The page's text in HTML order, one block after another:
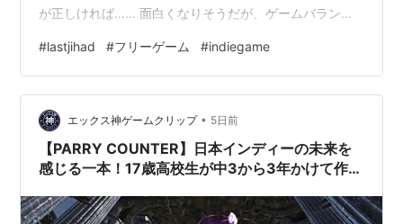
が正しければ…… 面白くなりそうだが、ゲームバランス
プレイします。※追記：今日で８月のPV数が100を超えま
した。ありがとうございます。 (↓以下プレイレポ。)
#lastjihad #フリーゲーム #indiegame
エックス神ゲームクリップ • 5日前
【PARRY COUNTER】日本インディーの未来を
感じる一本！17歳高校生が中3から3年かけて作っ